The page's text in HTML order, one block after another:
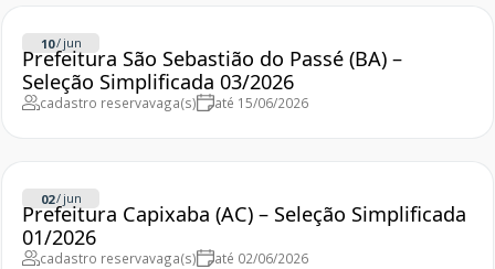
10/ jun
Prefeitura São Sebastião do Passé (BA) –
Seleção Simplificada 03/2026
cadastro reservavaga(s) até 15/06/2026
02/ jun
Prefeitura Capixaba (AC) – Seleção Simplificada
01/2026
cadastro reservavaga(s) até 02/06/2026